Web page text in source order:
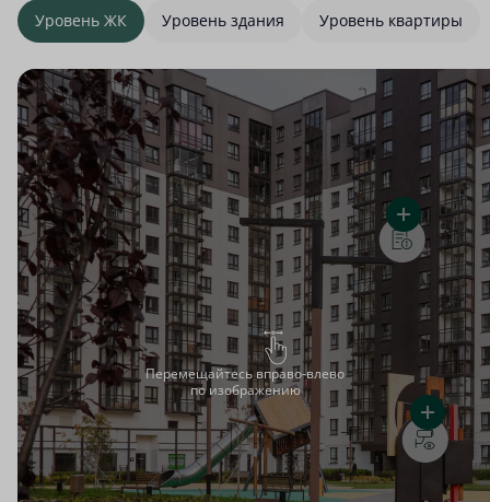
Уровень ЖК Уровень здания Уровень квартиры
Перемещайтесь вправо-влево
по изображению